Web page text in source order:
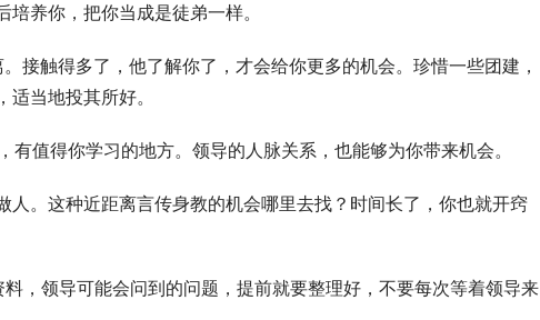
养你，把你当成是徒弟一样。
接触得多了，他了解你了，才会给你更多的机会。珍惜一些团建，
当地投其所好。
有值得你学习的地方。领导的人脉关系，也能够为你带来机会。
人。这种近距离言传身教的机会哪里去找？时间长了，你也就开窍
，领导可能会问到的问题，提前就要整理好，不要每次等着领导来